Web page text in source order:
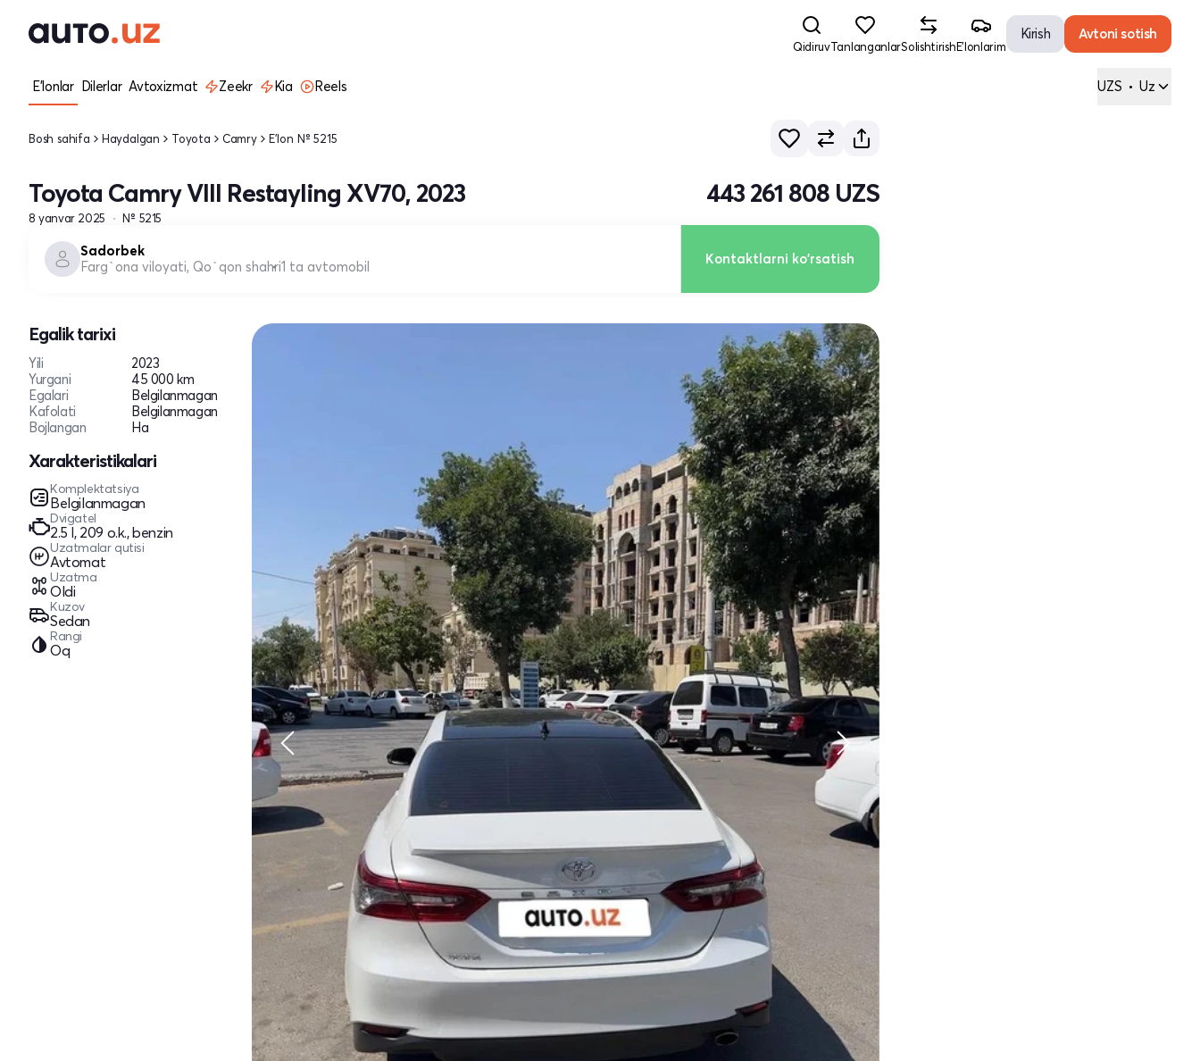
QidiruvTanlanganlarSolishtirishE'lonlarim
Kirish Avtoni sotish
E'lonlar Dilerlar Avtoxizmat Zeekr Kia Reels UZS • Uz
Bosh sahifa Haydalgan Toyota Camry E'lon № 5215
Toyota Camry VIII Restayling XV70, 2023
8 yanvar 2025 № 5215
443 261 808 UZS
Sadorbek
Farg`ona viloyati, Qo`qon shahri1 ta avtomobil Kontaktlarni ko'rsatish
Egalik tarixi
Yili
2023
Yurgani
45 000 km
Egalari
Belgilanmagan
Kafolati
Belgilanmagan
Bojlangan
Ha
Xarakteristikalari
Komplektatsiya
Belgilanmagan
Dvigatel
2.5 l, 209 o.k., benzin
Uzatmalar qutisi
Avtomat
Uzatma
Oldi
Kuzov
Sedan
Rangi
Oq